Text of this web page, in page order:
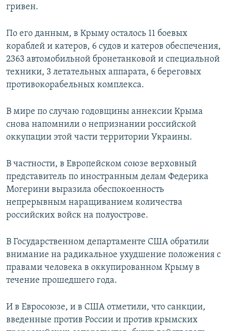
гривен.
По его данным, в Крыму осталось 11 боевых
кораблей и катеров, 6 судов и катеров обеспечения,
2363 автомобильной бронетанковой и специальной
техники, 3 летательных аппарата, 6 береговых
противокорабельных комплекса.
В мире по случаю годовщины аннексии Крыма
снова напомнили о непризнании российской
оккупации этой части территории Украины.
В частности, в Европейском союзе верховный
представитель по иностранным делам Федерика
Могерини выразила обеспокоенность
непрерывным наращиванием количества
российских войск на полуострове.
В Государственном департаменте США обратили
внимание на радикальное ухудшение положения с
правами человека в оккупированном Крыму в
течение прошедшего года.
И в Евросоюзе, и в США отметили, что санкции,
введенные против России и против крымских